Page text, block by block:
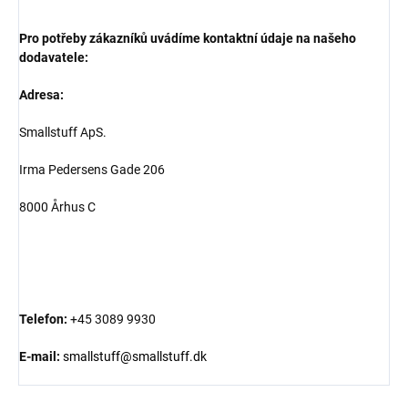
Pro potřeby zákazníků uvádíme kontaktní údaje na našeho
dodavatele:
Adresa:
Smallstuff ApS.
Irma Pedersens Gade 206
8000 Århus C
Telefon: +45 3089 9930
E-mail: smallstuff@smallstuff.dk